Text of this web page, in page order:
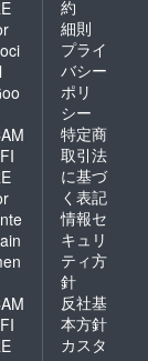
約
細則
プライ
バシー
ポリ
シー
特定商
取引法
に基づ
く表記
情報セ
キュリ
ティ方
針
反社基
本方針
カスタ